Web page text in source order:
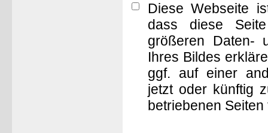
Diese Webseite
dass diese
größeren Daten-
Ihres Bildes
ggf. auf einer
jetzt oder künftig
betriebenen